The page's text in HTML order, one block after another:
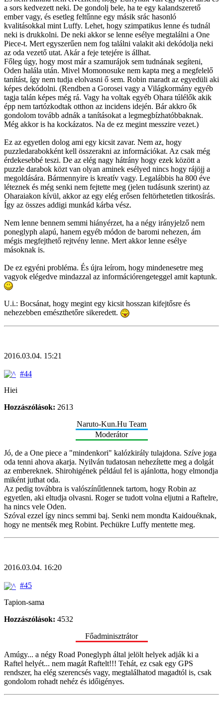
a sors kedvezett neki. De gondolj bele, ha te egy kalandszerető
ember vagy, és esetleg feltűnne egy másik srác hasonló
kvalitásokkal mint Luffy. Lehet, hogy szimpatikus lenne és tudnál
neki is drukkolni. De neki akkor se lenne esélye megtalálni a One
Piece-t. Mert egyszerűen nem fog találni valakit aki dekódolja neki
az oda vezető utat. Akár a feje tetejére is állhat.
Főleg úgy, hogy most már a szamurájok sem tudnának segíteni,
Oden halála után. Mivel Momonosuke nem kapta meg a megfelelő
tanítást, így nem tudja elolvasni ő sem. Robin maradt az egyedüli aki
képes dekódolni. (Rendben a Gorosei vagy a Világkormány egyéb
tagja talán képes még rá. Vagy ha voltak egyéb Ohara túlélők akik
épp nem tartózkodtak otthon az incidens idején. Bár akkro ők
gondolom tovább adnák a tanításokat a legmegbízhatóbbaknak.
Még akkor is ha kockázatos. Na de ez megint messzire vezet.)
Ez az egyetlen dolog ami egy kicsit zavar. Nem az, hogy
puzzledarabokként kell összerakni az információkat. Az csak még
érdekesebbé teszi. De az elég nagy hátrány hogy ezek között a
puzzle darabok közt van olyan aminek esélyed nincs hogy rájöjj a
megoldására. Bármennyire is kreatív vagy. Legalábbis ha 800 éve
léteznek és még senki nem fejtette meg (jelen tudásunk szerint) az
Oharaiakon kívül, akkor az egy elég erősen feltörhetetlen titkosírás.
Így az összes addigi munkád kárba vész.
Nem lenne bennem semmi hiányérzet, ha a négy irányjelző nem
poneglyph alapú, hanem egyéb módon de baromi nehezen, ám
mégis megfejthető rejtvény lenne. Mert akkor lenne esélye
másoknak is.
De ez egyéni probléma. És újra leírom, hogy mindenesetre meg
vagyok elégedve mindazzal az információrengeteggel amit kaptunk.
U.i.: Bocsánat, hogy megint egy kicsit hosszan kifejtősre és
nehezebben emészthetőre sikeredett.
2016.03.04. 15:21
#44
Hiei
Hozzászólások: 2613
Naruto-Kun.Hu Team
Moderátor
Jó, de a One piece a "mindenkori" kalózkirály tulajdona. Szíve joga
oda tenni ahova akarja. Nyilván tudatosan nehezítette meg a dolgát
az embereknek. Shirohigének például fel is ajánlotta, hogy elmondja
miként juthat oda.
Az pedig továbbra is valószínűtlennek tartom, hogy Robin az
egyetlen, aki eltudja olvasni. Roger se tudott volna eljutni a Raftelre,
ha nincs vele Oden.
Szóval ezzel így nincs semmi baj. Senki nem mondta Kaidouéknak,
hogy ne mentsék meg Robint. Pechükre Luffy mentette meg.
2016.03.04. 16:20
#45
Tapion-sama
Hozzászólások: 4532
Főadminisztrátor
Amúgy... a négy Road Poneglyph által jelölt helyek adják ki a
Raftel helyét... nem magát Raftelt!!! Tehát, ez csak egy GPS
rendszer, ha elég szerencsés vagy, megtalálhatod magadtól is, csak
gondolom rohadt nehéz és időigényes.